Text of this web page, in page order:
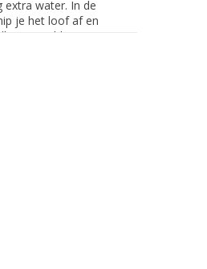
water. In de
je het loof af en
in milde